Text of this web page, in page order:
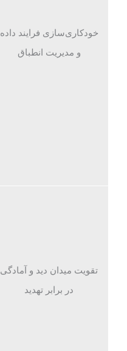
خودکاری‌سازی فرایند داده
و مدیریت انطباق
تقویت میدان دید و آمادگی
در برابر تهدید